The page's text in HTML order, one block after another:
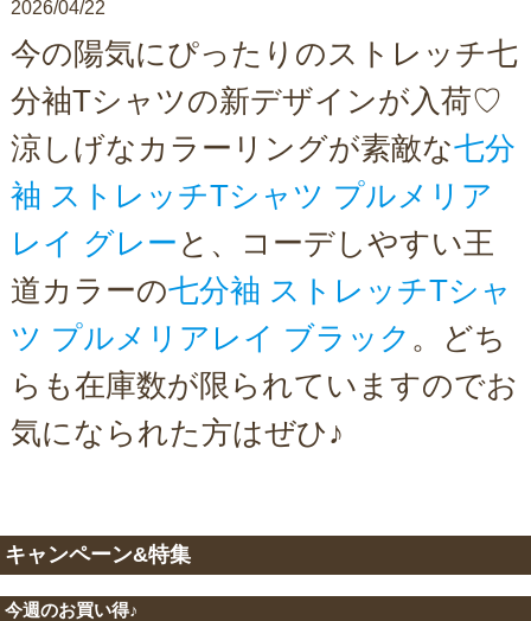
2026/04/22
今の陽気にぴったりのストレッチ七
分袖Tシャツの新デザインが入荷♡
涼しげなカラーリングが素敵な七分
袖 ストレッチTシャツ プルメリア
レイ グレー と、コーデしやすい王
道カラーの七分袖 ストレッチTシャ
ツ プルメリアレイ ブラック 。どち
らも在庫数が限られていますのでお
気になられた方はぜひ♪
キャンペーン&特集
今週のお買い得♪